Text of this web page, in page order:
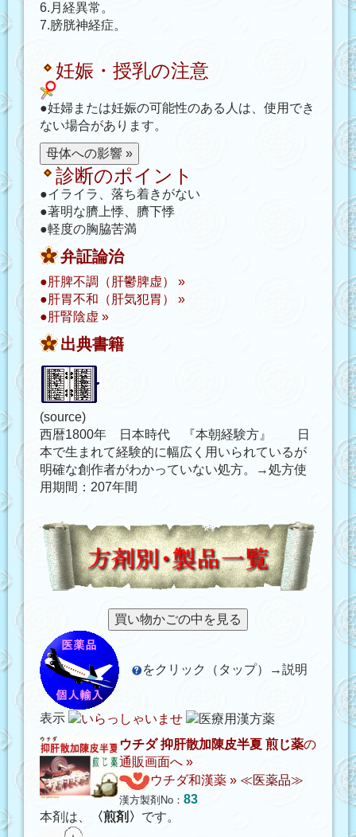
6.月経異常。
7.膀胱神経症。
妊娠・授乳の注意
●妊婦または妊娠の可能性のある人は、使用でき
ない場合があります。
診断のポイント
●イライラ、落ち着きがない
●著明な臍上悸、臍下悸
●軽度の胸脇苦満
弁証論治
●肝脾不調（肝鬱脾虚） »
●肝胃不和（肝気犯胃） »
●肝腎陰虚 »
出典書籍
(source)
西暦1800年 日本時代 『本朝経験方』 日
本で生まれて経験的に幅広く用いられているが
明確な創作者がわかっていない処方。→処方使
用期間：207年間
をクリック（タップ）→説明
表示
ウチダ 抑肝散加陳皮半夏 煎じ薬の
通販画面へ »
ウチダ和漢薬 » ≪医薬品≫
漢方製剤No： 83
本剤は、
〈煎剤〉 です。